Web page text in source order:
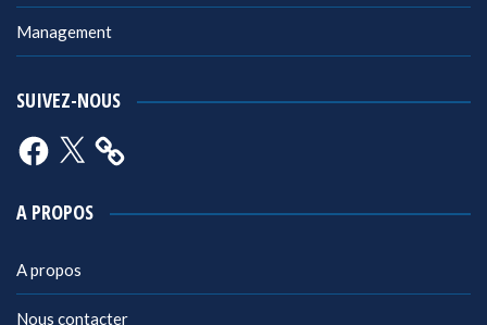
Management
SUIVEZ-NOUS
Facebook
X
A PROPOS
A propos
Nous contacter